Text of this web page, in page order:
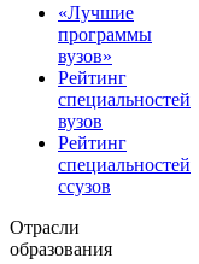
«Лучшие
программы
вузов»
Рейтинг
специальностей
вузов
Рейтинг
специальностей
ссузов
Отрасли
образования